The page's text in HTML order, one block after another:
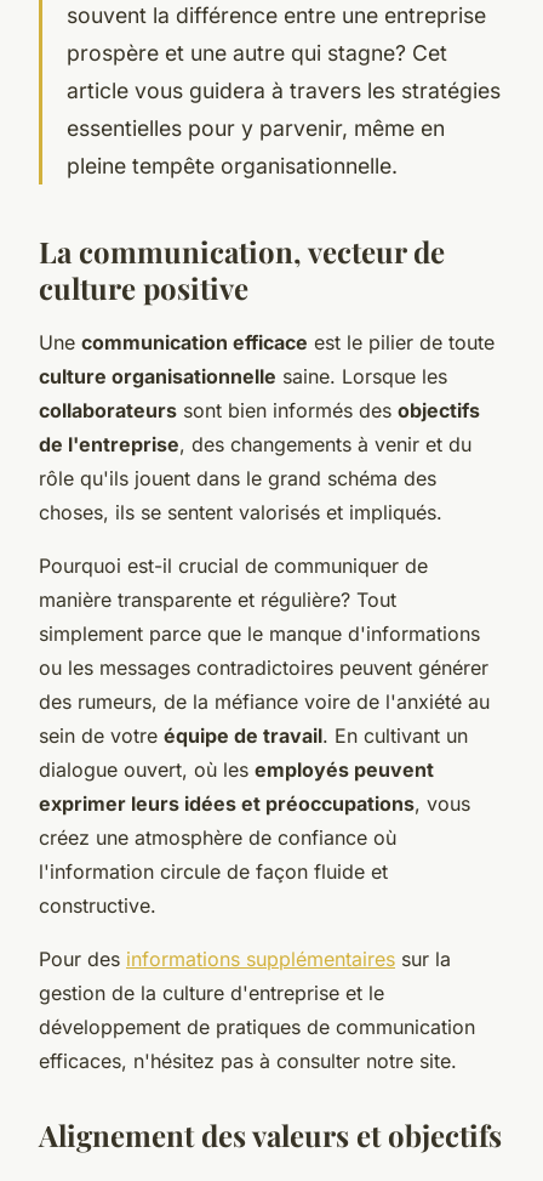
souvent la différence entre une entreprise
prospère et une autre qui stagne? Cet
article vous guidera à travers les stratégies
essentielles pour y parvenir, même en
pleine tempête organisationnelle.
La communication, vecteur de
culture positive
Une communication efficace est le pilier de toute
culture organisationnelle saine. Lorsque les
collaborateurs sont bien informés des objectifs
de l'entreprise, des changements à venir et du
rôle qu'ils jouent dans le grand schéma des
choses, ils se sentent valorisés et impliqués.
Pourquoi est-il crucial de communiquer de
manière transparente et régulière? Tout
simplement parce que le manque d'informations
ou les messages contradictoires peuvent générer
des rumeurs, de la méfiance voire de l'anxiété au
sein de votre équipe de travail. En cultivant un
dialogue ouvert, où les employés peuvent
exprimer leurs idées et préoccupations, vous
créez une atmosphère de confiance où
l'information circule de façon fluide et
constructive.
Pour des informations supplémentaires sur la
gestion de la culture d'entreprise et le
développement de pratiques de communication
efficaces, n'hésitez pas à consulter notre site.
Alignement des valeurs et objectifs